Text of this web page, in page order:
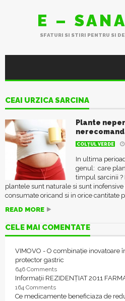
E –
SFATURI SI STIRI PENTRU SI
CEAI URZICA SARCINA
Plante
COLŢUL VERDE
In ultima
genul: care
timpul sarcinii
plantele sunt naturale si sunt
consumate oricand si in orice cantitate
READ MORE
CELE MAI COMENTATE
VIMOVO - O combinație inovatoare
protector gastric
646 Comments
Informații REZIDENȚIAT 2011
164 Comments
Ce medicamente beneficiaza de